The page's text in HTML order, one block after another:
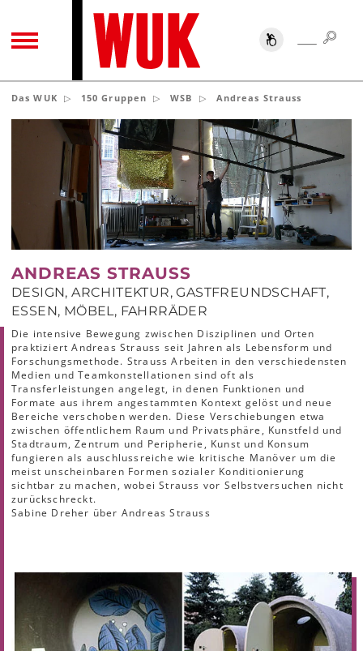
TOGGLE NAVIGATION SUCHE
Das WUK 150 Gruppen WSB Andreas Strauss
ANDREAS STRAUSS
DESIGN, ARCHITEKTUR, GASTFREUNDSCHAFT,
ESSEN, MÖBEL, FAHRRÄDER
Die intensive Bewegung zwischen Disziplinen und Orten
praktiziert Andreas Strauss seit Jahren als Lebensform und
Forschungsmethode. Strauss Arbeiten in den verschiedensten
Medien und Teamkonstellationen sind oft als
Transferleistungen angelegt, in denen Funktionen und
Formate aus ihrem angestammten Kontext gelöst und neue
Bereiche verschoben werden. Diese Verschiebungen etwa
zwischen öffentlichem Raum und Privatsphäre, Kunstfeld und
Stadtraum, Zentrum und Peripherie, Kunst und Konsum
fungieren als auschlussreiche wie kritische Manöver um die
meist unscheinbaren Formen sozialer Konditionierung
sichtbar zu machen, wobei Strauss vor Selbstversuchen nicht
zurückschreckt.
Sabine Dreher über Andreas Strauss